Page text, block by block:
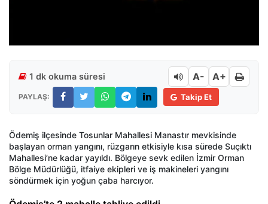
1 dk okuma süresi A- A+
PAYLAŞ: Takip Et
Ödemiş ilçesinde Tosunlar Mahallesi Manastır mevkisinde
başlayan orman yangını, rüzgarın etkisiyle kısa sürede Suçıktı
Mahallesi’ne kadar yayıldı. Bölgeye sevk edilen İzmir Orman
Bölge Müdürlüğü, itfaiye ekipleri ve iş makineleri yangını
söndürmek için yoğun çaba harcıyor.